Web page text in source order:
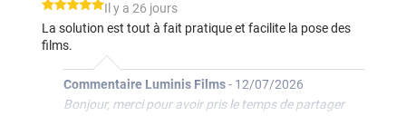
*****
Il y a 26 jours
La solution est tout à fait pratique et facilite la pose des
films.
Commentaire Luminis Films- 12/07/2026
Bonjour, merci pour avoir pris le temps de partager